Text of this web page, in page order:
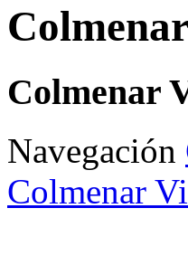
Colmenar
Navegación
Colmenar